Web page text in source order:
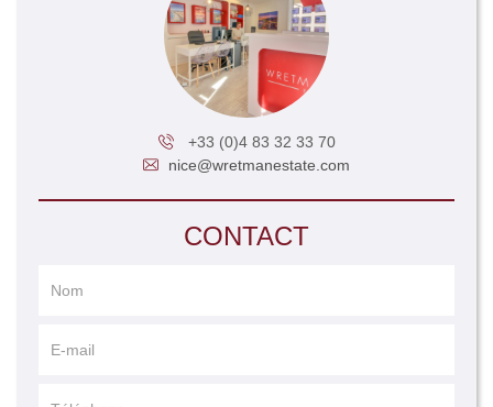
+33 (0)4 83 32 33 70
nice@wretmanestate.com
CONTACT